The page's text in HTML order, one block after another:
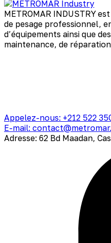
METROMAR INDUSTRY
de pesage professionnel,
d’équipements ainsi que
maintenance, de
Appelez-nous: +212 522
E-mail:
Adresse: 62 Bd Maadan,